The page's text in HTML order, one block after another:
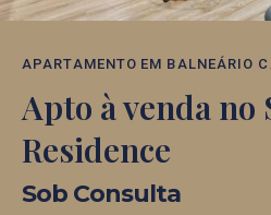
APARTAMENTO EM BALNEÁRIO
Apto à venda no
Residence
Sob Consulta